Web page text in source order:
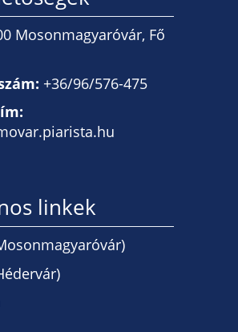
Mosonmagyaróvár, Fő
+36/96/576-475
linkek